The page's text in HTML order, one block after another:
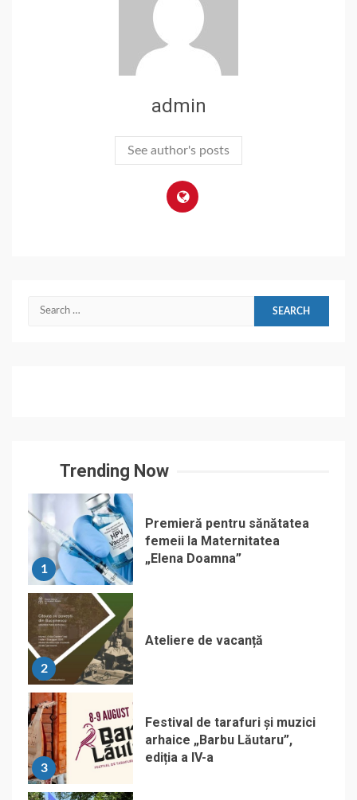
admin
See author's posts
Search
Trending Now
1
Premieră pentru sănătatea
femeii la Maternitatea
„Elena Doamna”
2
Ateliere de vacanță
3
Festival de tarafuri și muzici
arhaice „Barbu Lăutaru”,
ediția a IV-a